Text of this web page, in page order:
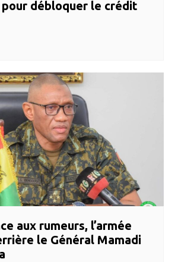
débloquer le crédit
aux rumeurs, l’armée
le Général Mamadi